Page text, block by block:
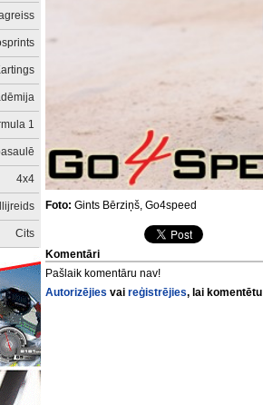
1
4x4
Cits
Foto: Gints Bērziņš, Go4speed
Komentāri
Pašlaik komentāru nav!
Autorizējies vai reģistrējies, lai komentētu